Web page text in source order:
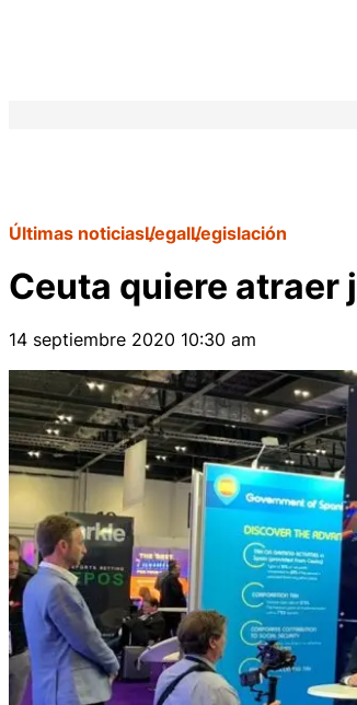
Últimas noticiasLegalLegislación
Ceuta quiere atraer
14 septiembre 2020 10:30 am